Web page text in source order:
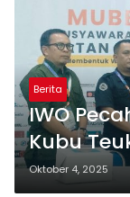
Berita
IWO
Kubu
Secara
Oktober 4, 2025